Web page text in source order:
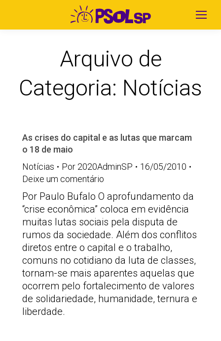
Arquivo de
Categoria: Notícias
As crises do capital e as lutas que marcam
o 18 de maio
Notícias
Por 2020AdminSP
16/05/2010
Deixe um comentário
Por Paulo Bufalo O aprofundamento da
“crise econômica” coloca em evidência
muitas lutas sociais pela disputa de
rumos da sociedade. Além dos conflitos
diretos entre o capital e o trabalho,
comuns no cotidiano da luta de classes,
tornam-se mais aparentes aquelas que
ocorrem pelo fortalecimento de valores
de solidariedade, humanidade, ternura e
liberdade.